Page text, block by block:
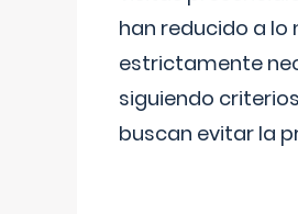
han reducido a lo
estrictamente
siguiendo
buscan evitar la